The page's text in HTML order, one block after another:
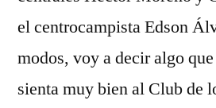
el centrocampista Edson
modos, voy a decir algo
sienta muy bien al Club de